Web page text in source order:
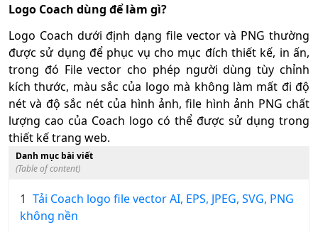
Logo Coach dùng để làm gì?
Logo Coach dưới định dạng file vector và PNG thường
được sử dụng để phục vụ cho mục đích thiết kế, in ấn,
trong đó File vector cho phép người dùng tùy chỉnh
kích thước, màu sắc của logo mà không làm mất đi độ
nét và độ sắc nét của hình ảnh, file hình ảnh PNG chất
lượng cao của Coach logo có thể được sử dụng trong
thiết kế trang web.
Danh mục bài viết
(Table of content)
1 Tải Coach logo file vector AI, EPS, JPEG, SVG, PNG
không nền